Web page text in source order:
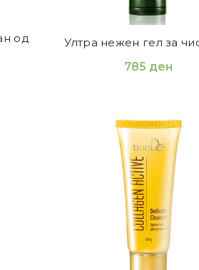
од
Ултра нежен гел за
785 ден